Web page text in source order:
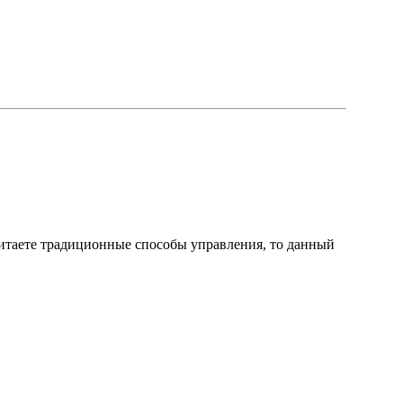
традиционные способы управления, то данный